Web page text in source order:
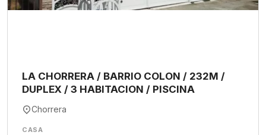
LA CHORRERA / BARRIO COLON / 232M /
DUPLEX / 3 HABITACION / PISCINA
Chorrera
CASA